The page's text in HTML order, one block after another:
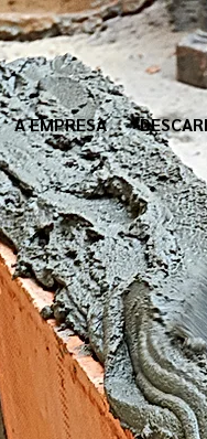
A EMPRESA